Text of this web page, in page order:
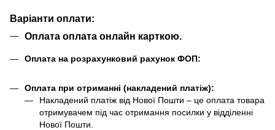
Варіанти оплати:
Оплата оплата онлайн карткою.
Оплата на розрахунковий рахунок ФОП:
Оплата при отриманні (накладений платіж):
Накладений платіж від Нової Пошти – це оплата товара
отримувачем під час отримання посилки у відділенні
Нової Пошти.